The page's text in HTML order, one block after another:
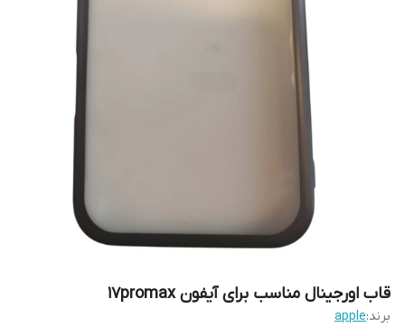
قاب اورجینال مناسب برای آیفون 17promax
برند:apple